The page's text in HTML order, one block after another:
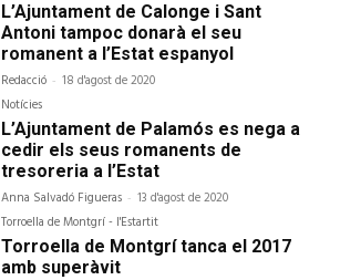
L’Ajuntament de Calonge i Sant
Antoni tampoc donarà el seu
romanent a l’Estat espanyol
Redacció - 18 d'agost de 2020
Notícies
L’Ajuntament de Palamós es nega a
cedir els seus romanents de
tresoreria a l’Estat
Anna Salvadó Figueras - 13 d'agost de 2020
Torroella de Montgrí - l'Estartit
Torroella de Montgrí tanca el 2017
amb superàvit